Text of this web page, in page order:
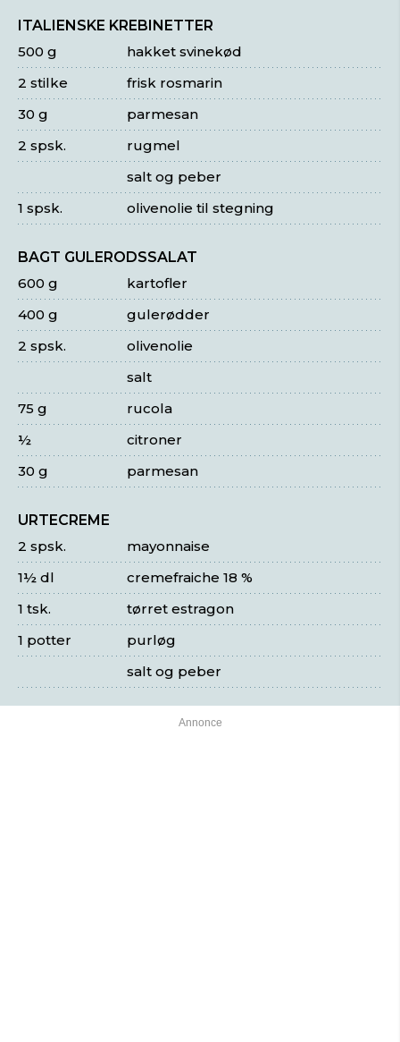
ITALIENSKE KREBINETTER
hakket svinekød
500 g
frisk rosmarin
2 stilke
parmesan
30 g
rugmel
2 spsk.
salt og peber
olivenolie til stegning
1 spsk.
BAGT GULERODSSALAT
kartofler
600 g
gulerødder
400 g
olivenolie
2 spsk.
salt
rucola
75 g
citroner
½
parmesan
30 g
URTECREME
mayonnaise
2 spsk.
cremefraiche 18 %
1½ dl
tørret estragon
1 tsk.
purløg
1 potter
salt og peber